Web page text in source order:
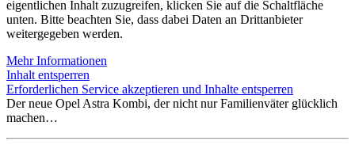
eigentlichen Inhalt zuzugreifen, klicken Sie auf die Schaltfläche
unten. Bitte beachten Sie, dass dabei Daten an Drittanbieter
weitergegeben werden.
Mehr Informationen
Inhalt entsperren
Erforderlichen Service akzeptieren und Inhalte entsperren
Der neue Opel Astra Kombi, der nicht nur Familienväter glücklich
machen…